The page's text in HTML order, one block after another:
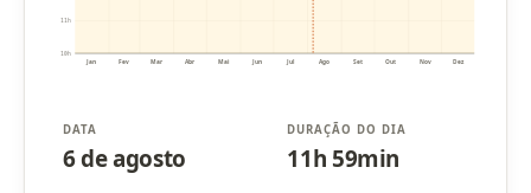
10h
11h
Jan Fev Mar Abr Mai Jun Jul Ago Set Out Nov Dez
DATA
6 de agosto
DURAÇÃO DO DIA
11h 59min